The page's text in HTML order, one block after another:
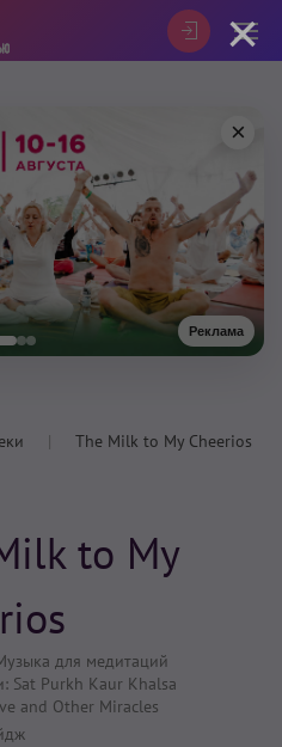
Реклама
×
The Milk to My Cheerios
to My
для медитаций
Sat Purkh Kaur Khalsa
and Other Miracles
×